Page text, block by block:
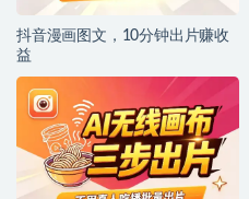
抖音漫画图文，10分钟出片赚收
益